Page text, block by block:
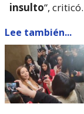
insulto“, criticó.
Lee también...